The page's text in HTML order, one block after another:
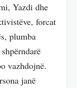
Yazdi dhe
forcat
plumba
vazhdojnë.
janë